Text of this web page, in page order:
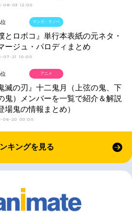
08-03 12:00
位
とロボコ』単行本表紙の元ネタ・
ージュ・パロディまとめ
07-21 10:00
マンガ・ラノベ
位
滅の刃』十二鬼月（上弦の鬼、下
鬼）メンバーを一覧で紹介＆解説
場鬼の情報まとめ）
06-20 00:00
アニメ
キングを見る